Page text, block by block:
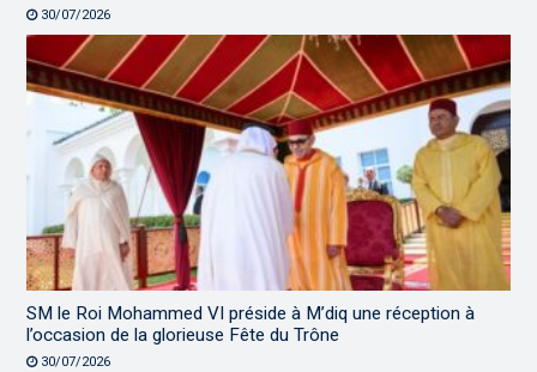
30/07/2026
SM le Roi Mohammed VI préside à M’diq une réception à
l’occasion de la glorieuse Fête du Trône
30/07/2026